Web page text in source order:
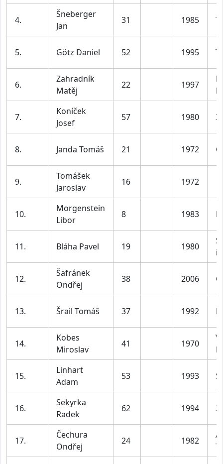
4.
Šneberger
Jan
31 1985
5. Götz Daniel 52 1995
6.
Zahradník
Matěj
22 1997
7.
Koníček
Josef
57 1980
8. Janda Tomáš 21 1972
9.
Tomášek
Jaroslav
16 1972
10.
Morgenstein
Libor
8 1983
11. Bláha Pavel 19 1980
12.
Šafránek
Ondřej
38 2006
13. Šrail Tomáš 37 1992
14.
Kobes
Miroslav
41 1970
15.
Linhart
Adam
53 1993
16.
Sekyrka
Radek
62 1994
17.
Čechura
Ondřej
24 1982